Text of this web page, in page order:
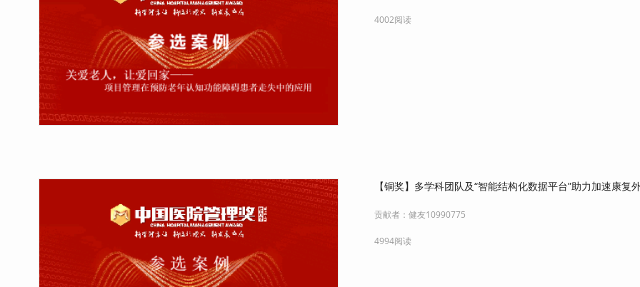
4002阅读
【铜奖】多学科团队及“智能结构化数据平台”助力加速康复
贡献者：健友10990775
4994阅读